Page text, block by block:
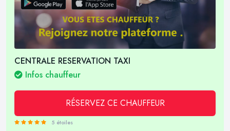
CENTRALE RESERVATION TAXI
Infos chauffeur
RÉSERVEZ CE CHAUFFEUR
5 étoiles